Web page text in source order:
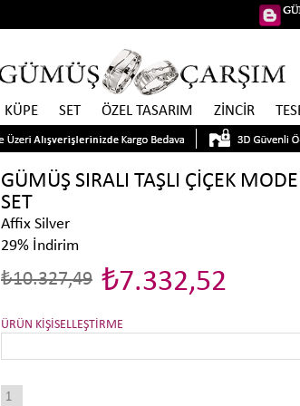
KÜPE SET ÖZEL TASARIM ZİNCİR
GÜMÜŞ SIRALI TAŞLI ÇİÇEK
SET
Affix Silver
%
29 İndirim
₺10.327,49 ₺7.332,52
ÜRÜN KİŞİSELLEŞTİRME